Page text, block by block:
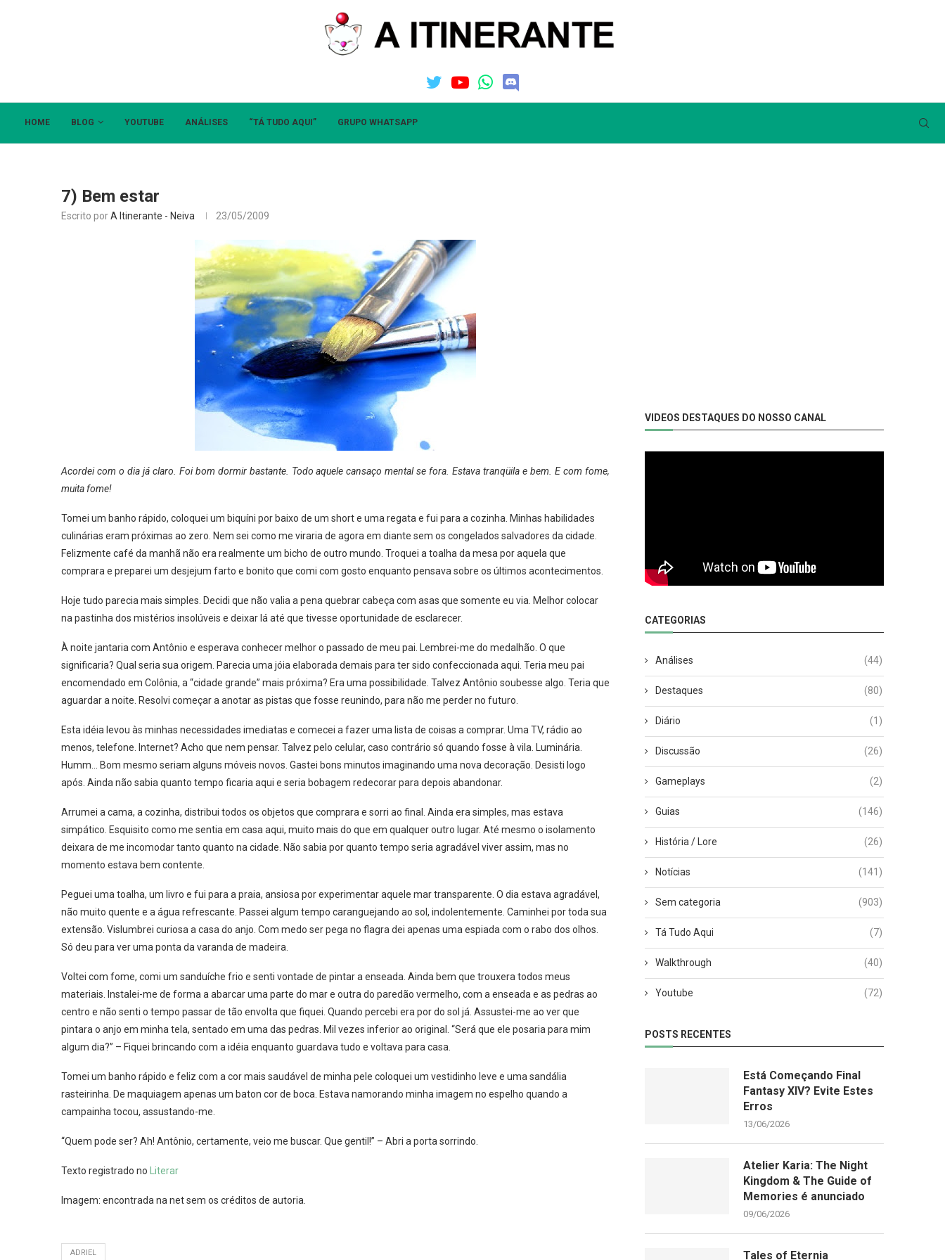
HOME BLOG YOUTUBE ANÁLISES “TÁ TUDO AQUI” GRUPO WHATSAPP
7) Bem estar
Escrito porA Itinerante - Neiva 23/05/2009
Acordei com o dia já claro. Foi bom dormir bastante. Todo aquele cansaço mental se fora. Estava tranqüila e bem. E com fome,
muita fome!
Tomei um banho rápido, coloquei um biquíni por baixo de um short e uma regata e fui para a cozinha. Minhas habilidades
culinárias eram próximas ao zero. Nem sei como me viraria de agora em diante sem os congelados salvadores da cidade.
Felizmente café da manhã não era realmente um bicho de outro mundo. Troquei a toalha da mesa por aquela que
comprara e preparei um desjejum farto e bonito que comi com gosto enquanto pensava sobre os últimos acontecimentos.
Hoje tudo parecia mais simples. Decidi que não valia a pena quebrar cabeça com asas que somente eu via. Melhor colocar
na pastinha dos mistérios insolúveis e deixar lá até que tivesse oportunidade de esclarecer.
À noite jantaria com Antônio e esperava conhecer melhor o passado de meu pai. Lembrei-me do medalhão. O que
significaria? Qual seria sua origem. Parecia uma jóia elaborada demais para ter sido confeccionada aqui. Teria meu pai
encomendado em Colônia, a “cidade grande” mais próxima? Era uma possibilidade. Talvez Antônio soubesse algo. Teria que
aguardar a noite. Resolvi começar a anotar as pistas que fosse reunindo, para não me perder no futuro.
Esta idéia levou às minhas necessidades imediatas e comecei a fazer uma lista de coisas a comprar. Uma TV, rádio ao
menos, telefone. Internet? Acho que nem pensar. Talvez pelo celular, caso contrário só quando fosse à vila. Luminária.
Humm… Bom mesmo seriam alguns móveis novos. Gastei bons minutos imaginando uma nova decoração. Desisti logo
após. Ainda não sabia quanto tempo ficaria aqui e seria bobagem redecorar para depois abandonar.
Arrumei a cama, a cozinha, distribui todos os objetos que comprara e sorri ao final. Ainda era simples, mas estava
simpático. Esquisito como me sentia em casa aqui, muito mais do que em qualquer outro lugar. Até mesmo o isolamento
deixara de me incomodar tanto quanto na cidade. Não sabia por quanto tempo seria agradável viver assim, mas no
momento estava bem contente.
Peguei uma toalha, um livro e fui para a praia, ansiosa por experimentar aquele mar transparente. O dia estava agradável,
não muito quente e a água refrescante. Passei algum tempo caranguejando ao sol, indolentemente. Caminhei por toda sua
extensão. Vislumbrei curiosa a casa do anjo. Com medo ser pega no flagra dei apenas uma espiada com o rabo dos olhos.
Só deu para ver uma ponta da varanda de madeira.
Voltei com fome, comi um sanduíche frio e senti vontade de pintar a enseada. Ainda bem que trouxera todos meus
materiais. Instalei-me de forma a abarcar uma parte do mar e outra do paredão vermelho, com a enseada e as pedras ao
centro e não senti o tempo passar de tão envolta que fiquei. Quando percebi era por do sol já. Assustei-me ao ver que
pintara o anjo em minha tela, sentado em uma das pedras. Mil vezes inferior ao original. “Será que ele posaria para mim
algum dia?” – Fiquei brincando com a idéia enquanto guardava tudo e voltava para casa.
Tomei um banho rápido e feliz com a cor mais saudável de minha pele coloquei um vestidinho leve e uma sandália
rasteirinha. De maquiagem apenas um baton cor de boca. Estava namorando minha imagem no espelho quando a
campainha tocou, assustando-me.
“Quem pode ser? Ah! Antônio, certamente, veio me buscar. Que gentil!” – Abri a porta sorrindo.
Texto registrado no Literar
Imagem: encontrada na net sem os créditos de autoria.
ADRIEL
VIDEOS DESTAQUES DO NOSSO CANAL
CATEGORIAS
Análises (44)
Destaques (80)
Diário (1)
Discussão (26)
Gameplays (2)
Guias (146)
História / Lore (26)
Notícias (141)
Sem categoria (903)
Tá Tudo Aqui (7)
Walkthrough (40)
Youtube (72)
POSTS RECENTES
Está Começando Final
Fantasy XIV? Evite Estes
Erros
13/06/2026
Atelier Karia: The Night
Kingdom & The Guide of
Memories é anunciado
09/06/2026
Tales of Eternia